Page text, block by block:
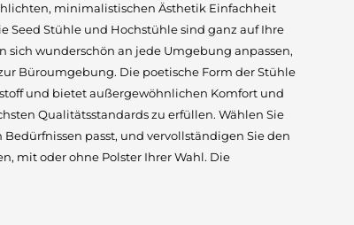
minimalistischen Ästhetik Einfachheit
Seed Stühle und Hochstühle sind ganz auf Ihre
sich wunderschön an jede Umgebung anpassen,
Büroumgebung. Die poetische Form der Stühle
und bietet außergewöhnlichen Komfort und
Qualitätsstandards zu erfüllen. Wählen Sie
passt, und vervollständigen Sie den
mit oder ohne Polster Ihrer Wahl. Die